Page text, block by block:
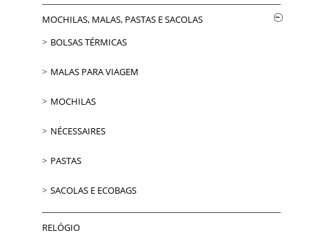
MOCHILAS, MALAS, PASTAS E SACOLAS
BOLSAS TÉRMICAS
MALAS PARA VIAGEM
MOCHILAS
NÉCESSAIRES
PASTAS
SACOLAS E ECOBAGS
RELÓGIO